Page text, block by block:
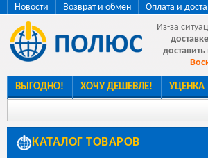
Новости Возврат и обмен Оплата и
Из-за
доставке
ВЫГОДНО! ХОЧУ ДЕШЕВЛЕ! УЦЕНКА
КАТАЛОГ ТОВАРОВ